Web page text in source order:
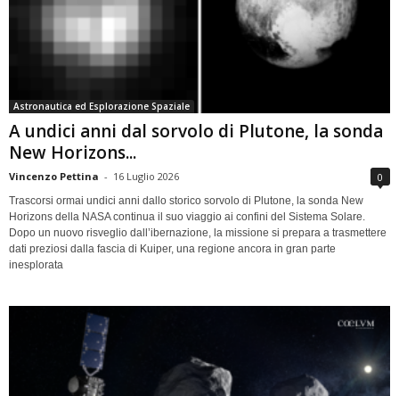
Astronautica ed Esplorazione Spaziale
A undici anni dal sorvolo di Plutone, la sonda
New Horizons...
Vincenzo Pettina - 16 Luglio 2026 0
Trascorsi ormai undici anni dallo storico sorvolo di Plutone, la sonda New
Horizons della NASA continua il suo viaggio ai confini del Sistema Solare.
Dopo un nuovo risveglio dall’ibernazione, la missione si prepara a trasmettere
dati preziosi dalla fascia di Kuiper, una regione ancora in gran parte
inesplorata